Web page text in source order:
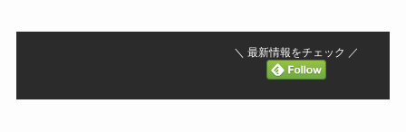
＼ 最新情報をチェック ／